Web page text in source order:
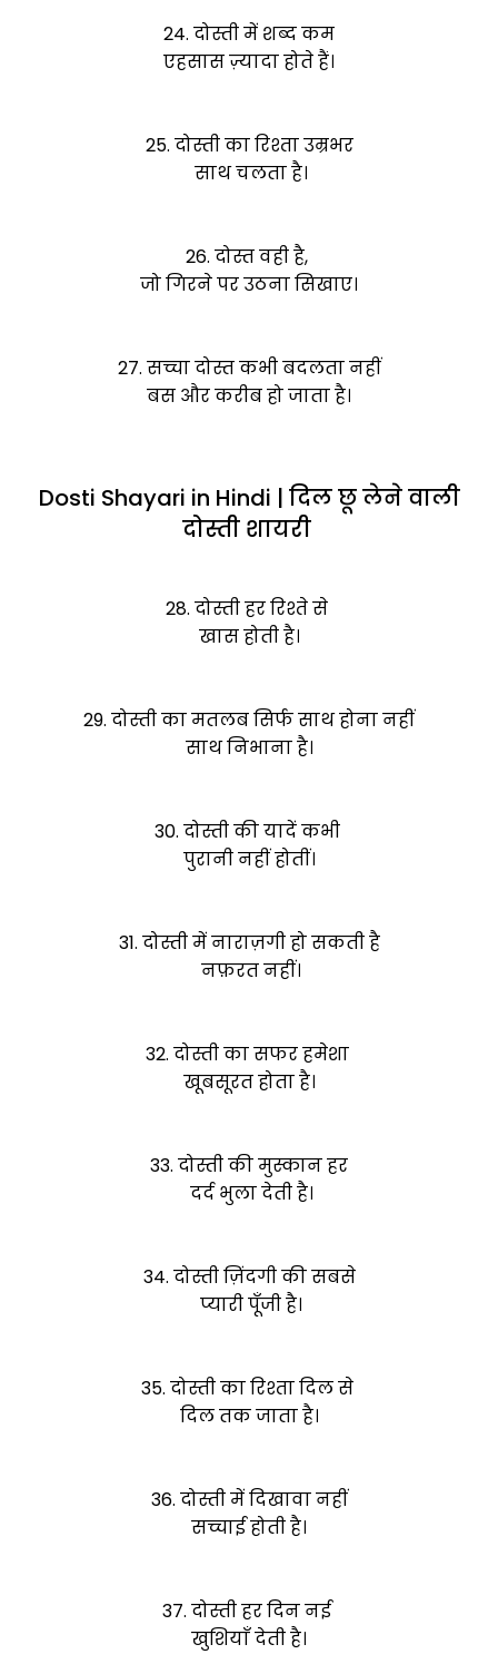
24. दोस्ती में शब्द कम
एहसास ज़्यादा होते हैं।
25. दोस्ती का रिश्ता उम्रभर
साथ चलता है।
26. दोस्त वही है,
जो गिरने पर उठना सिखाए।
27. सच्चा दोस्त कभी बदलता नहीं
बस और करीब हो जाता है।
Dosti Shayari in Hindi | दिल छू लेने वाली
दोस्ती शायरी
28. दोस्ती हर रिश्ते से
खास होती है।
29. दोस्ती का मतलब सिर्फ साथ होना नहीं
साथ निभाना है।
30. दोस्ती की यादें कभी
पुरानी नहीं होतीं।
31. दोस्ती में नाराज़गी हो सकती है
नफ़रत नहीं।
32. दोस्ती का सफर हमेशा
खूबसूरत होता है।
33. दोस्ती की मुस्कान हर
दर्द भुला देती है।
34. दोस्ती ज़िंदगी की सबसे
प्यारी पूँजी है।
35. दोस्ती का रिश्ता दिल से
दिल तक जाता है।
36. दोस्ती में दिखावा नहीं
सच्चाई होती है।
37. दोस्ती हर दिन नई
खुशियाँ देती है।